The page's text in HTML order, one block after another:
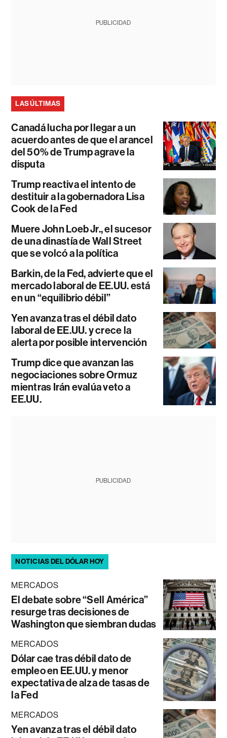
PUBLICIDAD
LAS ÚLTIMAS
Canadá lucha por llegar a un
acuerdo antes de que el arancel
del 50% de Trump agrave la
disputa
Trump reactiva el intento de
destituir a la gobernadora Lisa
Cook de la Fed
Muere John Loeb Jr., el sucesor
de una dinastía de Wall Street
que se volcó a la política
Barkin, de la Fed, advierte que el
mercado laboral de EE.UU. está
en un “equilibrio débil”
Yen avanza tras el débil dato
laboral de EE.UU. y crece la
alerta por posible intervención
Trump dice que avanzan las
negociaciones sobre Ormuz
mientras Irán evalúa veto a
EE.UU.
PUBLICIDAD
NOTICIAS DEL DÓLAR HOY
MERCADOS
El debate sobre “Sell América”
resurge tras decisiones de
Washington que siembran dudas
MERCADOS
Dólar cae tras débil dato de
empleo en EE.UU. y menor
expectativa de alza de tasas de
la Fed
MERCADOS
Yen avanza tras el débil dato